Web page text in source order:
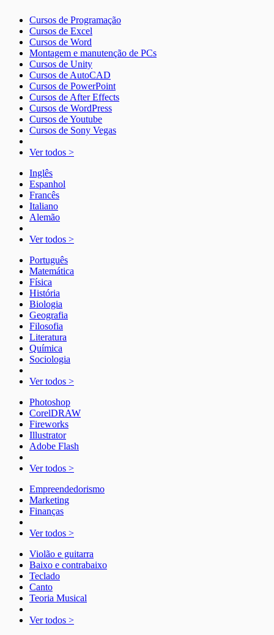
Cursos de Programação
Cursos de Excel
Cursos de Word
Montagem e manutenção de PCs
Cursos de Unity
Cursos de AutoCAD
Cursos de PowerPoint
Cursos de After Effects
Cursos de WordPress
Cursos de Youtube
Cursos de Sony Vegas
Ver todos >
Inglês
Espanhol
Francês
Italiano
Alemão
Ver todos >
Português
Matemática
Física
História
Biologia
Geografia
Filosofia
Literatura
Química
Sociologia
Ver todos >
Photoshop
CorelDRAW
Fireworks
Illustrator
Adobe Flash
Ver todos >
Empreendedorismo
Marketing
Finanças
Ver todos >
Violão e guitarra
Baixo e contrabaixo
Teclado
Canto
Teoria Musical
Ver todos >